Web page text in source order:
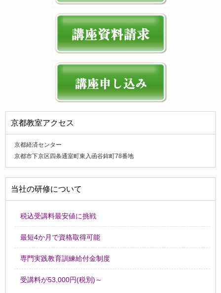
京都教室アクセス
京都経済センター
京都市下京区四条通室町東入函谷鉾町78番地
当社の研修について
税込受講料最安値に挑戦
最短4か月で資格取得可能
専門実践教育訓練給付金制度
受講料が53,000円(税別)～